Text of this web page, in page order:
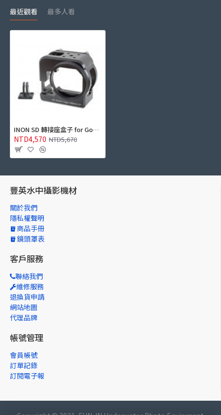
最近觀看 最多人看
INON SD 轉接座盒子 for Gopro 3/3+/4 (60m)
NTD4,570 NTD5,670
豐英水中攝影機材
關於我們
隱私權聲明
商品手冊
鏡頭罩表
客戶服務
聯絡我們
維修服務
退換貨申請
網站地圖
代理品牌
帳號管理
會員帳號
訂單記錄
訂閱電子報